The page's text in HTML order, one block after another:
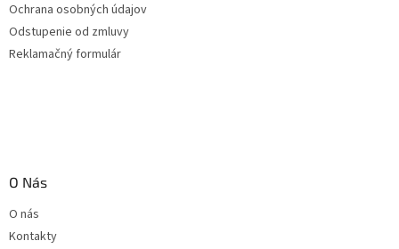
Ochrana osobných údajov
Odstupenie od zmluvy
Reklamačný formulár
O Nás
O nás
Kontakty